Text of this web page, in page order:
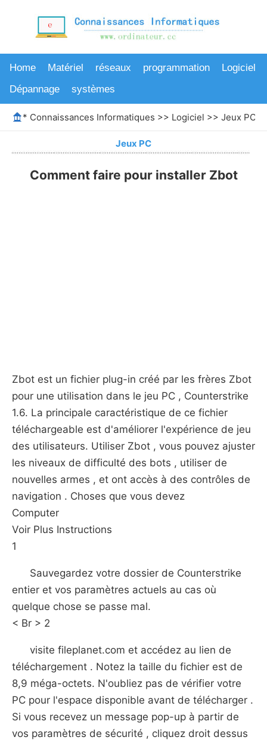
Home Matériel réseaux programmation
Logiciel
Dépannage
systèmes
* Connaissances Informatiques >> Logiciel >> Jeux PC
Jeux PC
Comment faire pour installer Zbot
Zbot est un fichier plug-in créé par les frères Zbot
pour une utilisation dans le jeu PC , Counterstrike
1.6. La principale caractéristique de ce fichier
téléchargeable est d'améliorer l'expérience de jeu
des utilisateurs. Utiliser Zbot , vous pouvez ajuster
les niveaux de difficulté des bots , utiliser de
nouvelles armes , et ont accès à des contrôles de
navigation . Choses que vous devez
Computer
Voir Plus Instructions
1
Sauvegardez votre dossier de Counterstrike
entier et vos paramètres actuels au cas où
quelque chose se passe mal.
< Br > 2
visite fileplanet.com et accédez au lien de
téléchargement . Notez la taille du fichier est de
8,9 méga-octets. N'oubliez pas de vérifier votre
PC pour l'espace disponible avant de télécharger .
Si vous recevez un message pop-up à partir de
vos paramètres de sécurité , cliquez droit dessus